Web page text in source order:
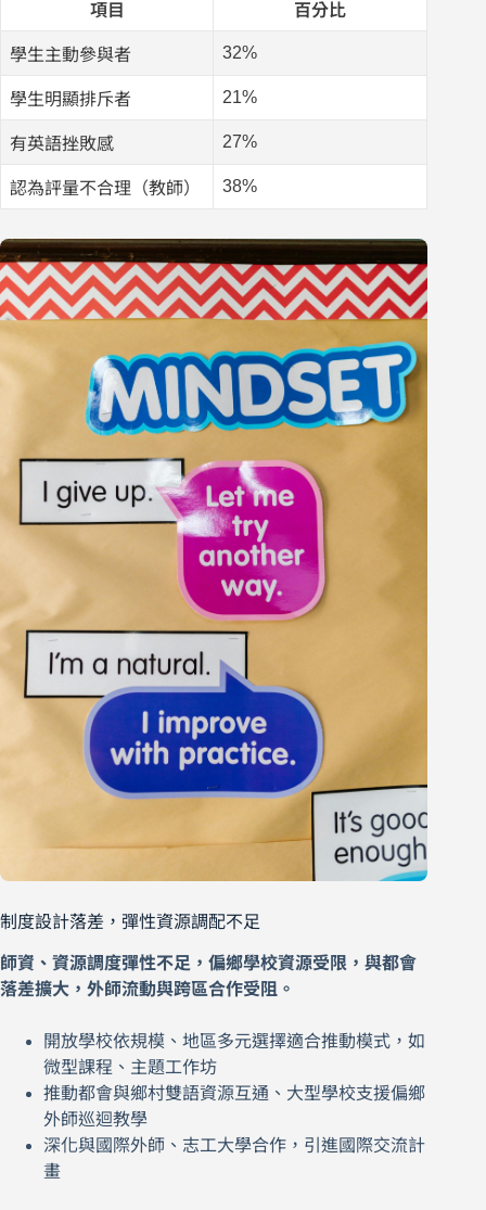
項目 百分比
學生主動參與者 32%
學生明顯排斥者 21%
有英語挫敗感 27%
認為評量不合理（教師） 38%
制度設計落差，彈性資源調配不足
師資、資源調度彈性不足，偏鄉學校資源受限，與都會
落差擴大，外師流動與跨區合作受阻。
開放學校依規模、地區多元選擇適合推動模式，如
微型課程、主題工作坊
推動都會與鄉村雙語資源互通、大型學校支援偏鄉
外師巡迴教學
深化與國際外師、志工大學合作，引進國際交流計
畫